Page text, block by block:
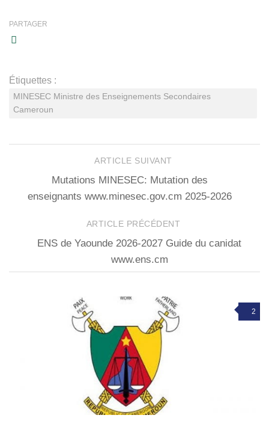
PARTAGER
Étiquettes :
MINESEC Ministre des Enseignements Secondaires
Cameroun
ARTICLE SUIVANT
Mutations MINESEC: Mutation des
enseignants www.minesec.gov.cm 2025-2026
ARTICLE PRÉCÉDENT
ENS de Yaounde 2026-2027 Guide du canidat
www.ens.cm
2